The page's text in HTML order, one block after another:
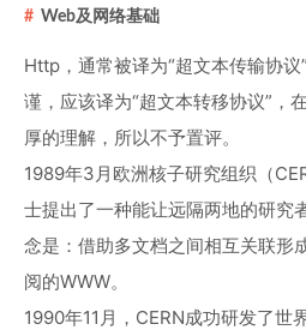
Web及网络基础
Http，通常被译为“超文本传输协
谨，应该译为“超文本转移协议”，
厚的理解，所以不予置评。
1989年3月欧洲核子研究组织（
士提出了一种能让远隔两地的研究
念是：借助多文档之间相互关联形
阅的WWW。
1990年11月，CERN成功研发了世